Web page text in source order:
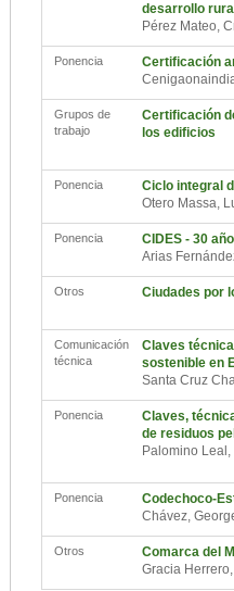
desarrollo
Pérez Mateo,
Ponencia
Certificación
Grupos de
trabajo
Certificación
los edificios
Ponencia
Ciclo integral
Otero Massa,
Ponencia
CIDES - 30
Arias
Otros Ciudades por
Comunicación
técnica
Claves
sostenible en
Santa Cruz
Ponencia
Claves,
de residuos
Palomino
Ponencia
Codechoco-
Chávez,
Otros
Comarca del
Gracia